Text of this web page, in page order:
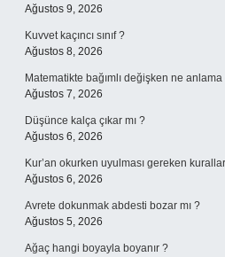
Ağustos 9, 2026
Kuvvet kaçıncı sınıf ?
Ağustos 8, 2026
Matematikte bağımlı değişken ne
Ağustos 7, 2026
Düşünce kalça çıkar mı ?
Ağustos 6, 2026
Kur’an okurken uyulması gereken
Ağustos 6, 2026
Avrete dokunmak abdesti bozar mı ?
Ağustos 5, 2026
Ağaç hangi boyayla boyanır ?